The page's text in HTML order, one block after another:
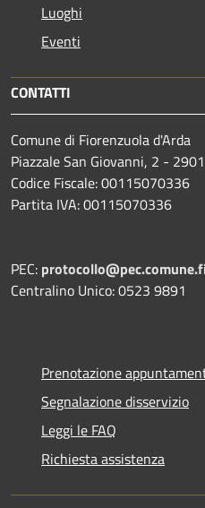
Luoghi
Eventi
CONTATTI
Comune di Fiorenzuola d'Arda
Piazzale San Giovanni, 2 -
Codice Fiscale: 00115070336
Partita IVA: 00115070336
PEC:
Centralino Unico: 0523 9891
Prenotazione
Segnalazione disservizio
Leggi le FAQ
Richiesta assistenza